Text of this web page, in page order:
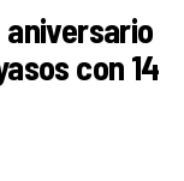
con 14